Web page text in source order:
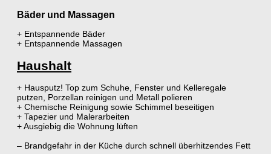
Bäder und Massagen
+ Entspannende Bäder
+ Entspannende Massagen
Haushalt
+ Hausputz! Top zum Schuhe, Fenster und Kelleregale
putzen, Porzellan reinigen und Metall polieren
+ Chemische Reinigung sowie Schimmel beseitigen
+ Tapezier und Malerarbeiten
+ Ausgiebig die Wohnung lüften
– Brandgefahr in der Küche durch schnell überhitzendes Fett